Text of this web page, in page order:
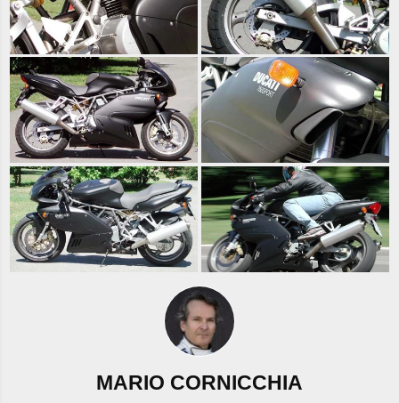
MARIO CORNICCHIA